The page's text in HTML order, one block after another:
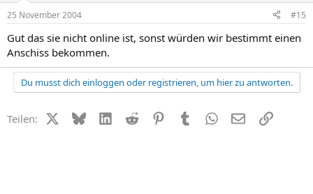
25 November 2004 #15
Gut das sie nicht online ist, sonst würden wir bestimmt einen
Anschiss bekommen.
Du musst dich einloggen oder registrieren, um hier zu antworten.
Teilen: X (Twitter)
BlueskyLinkedIn
Reddit PinterestTumblr WhatsApp
E-MailLink